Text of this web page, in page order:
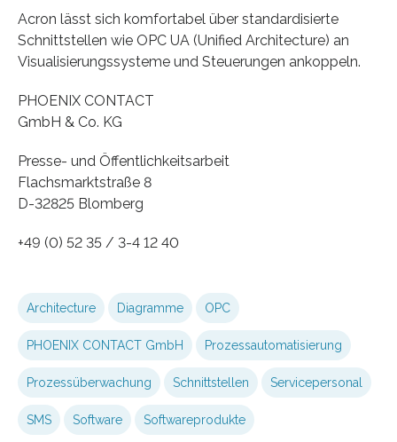
Acron lässt sich komfortabel über standardisierte
Schnittstellen wie OPC UA (Unified Architecture) an
Visualisierungssysteme und Steuerungen ankoppeln.
PHOENIX CONTACT
GmbH & Co. KG
Presse- und Öffentlichkeitsarbeit
Flachsmarktstraße 8
D-32825 Blomberg
+49 (0) 52 35 / 3-4 12 40
Architecture Diagramme OPC
PHOENIX CONTACT GmbH Prozessautomatisierung
Prozessüberwachung Schnittstellen Servicepersonal
SMS Software Softwareprodukte